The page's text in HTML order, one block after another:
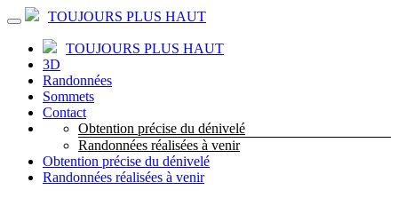
TOUJOURS PLUS HAUT
TOUJOURS PLUS HAUT
3D
Randonnées
Sommets
Contact
Obtention précise du dénivelé
Randonnées réalisées à venir
Obtention précise du dénivelé
Randonnées réalisées à venir